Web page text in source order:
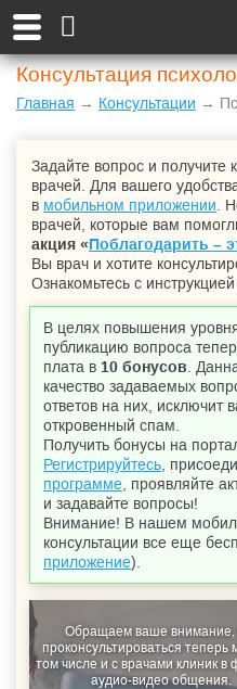
Консультация
Главная → Консультации →
Задайте вопрос и получите
врачей. Для вашего
в мобильном приложении .
врачей, которые вам
акция «Поблагодарить –
Вы врач и хотите
Ознакомьтесь с
В целях повышения
публикацию вопроса
плата в 10 бонусов .
качество задаваемых
ответов на них, исключит
откровенный спам.
Получить бонусы на
Регистрируйтесь ,
программе , проявляйте
и задавайте вопросы!
Внимание! В нашем
консультации все еще
приложение).
Обращаем ваше внимание,
проконсультироваться теперь
том числе и с врачами клиник в
аудио-видео общения.